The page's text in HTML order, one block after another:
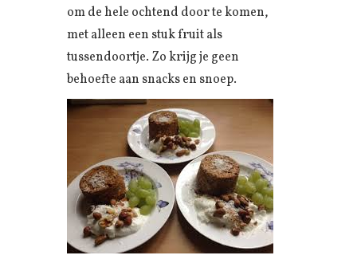
om de hele ochtend door te komen,
met alleen een stuk fruit als
tussendoortje. Zo krijg je geen
behoefte aan snacks en snoep.